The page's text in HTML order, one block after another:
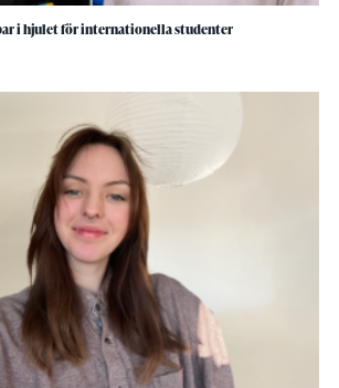
i hjulet för internationella studenter